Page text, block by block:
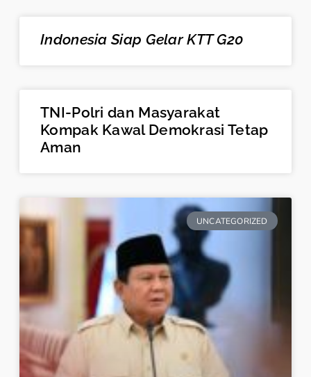
Indonesia Siap Gelar KTT G20
TNI-Polri dan Masyarakat
Kompak Kawal Demokrasi Tetap
Aman
UNCATEGORIZED